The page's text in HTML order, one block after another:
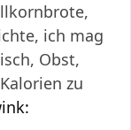
ich mag
Obst,
zu